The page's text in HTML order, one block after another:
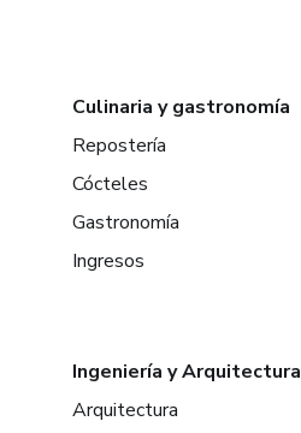
Culinaria y gastronomía
Repostería
Cócteles
Gastronomía
Ingresos
Ingeniería y Arquitectura
Arquitectura